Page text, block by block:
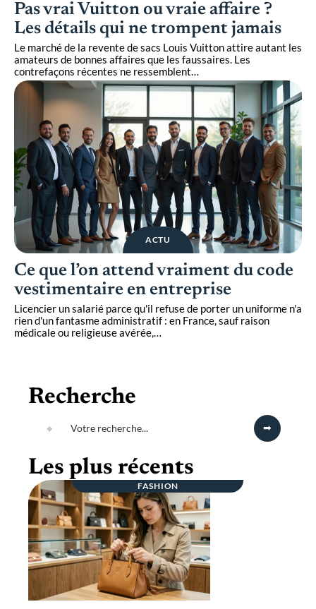
Pas vrai Vuitton ou vraie affaire ?
Les détails qui ne trompent jamais
Le marché de la revente de sacs Louis Vuitton attire autant les
amateurs de bonnes affaires que les faussaires. Les
contrefaçons récentes ne ressemblent…
ACTU
Ce que l’on attend vraiment du code
vestimentaire en entreprise
Licencier un salarié parce qu'il refuse de porter un uniforme n'a
rien d'un fantasme administratif : en France, sauf raison
médicale ou religieuse avérée,
Recherche
Les plus récents
FASHION